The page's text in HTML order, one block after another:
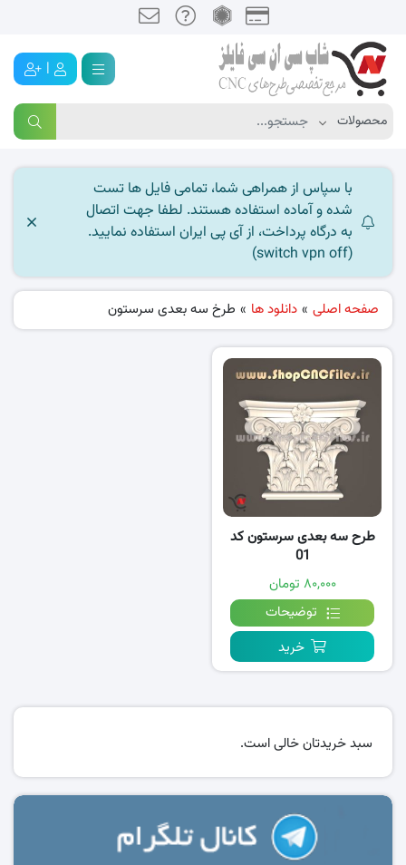
|
با سپاس از همراهی شما، تمامی فایل ها تست
شده و آماده استفاده هستند. لطفا جهت اتصال
به درگاه پرداخت، از آی پی ایران استفاده نمایید.
(switch vpn off)
صفحه اصلی » دانلود ها » طرخ سه بعدی سرستون
طرح سه بعدی سرستون کد
01
۸۰,۰۰۰ تومان
توضیحات
خرید
سبد خریدتان خالی است.